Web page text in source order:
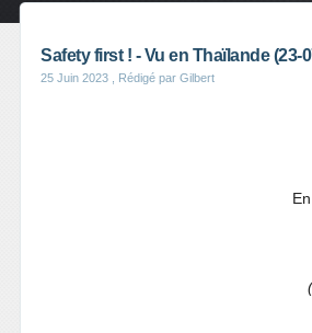
Safety first ! - Vu en Thaïlande (23-
25 Juin 2023 , Rédigé par Gilbert
(